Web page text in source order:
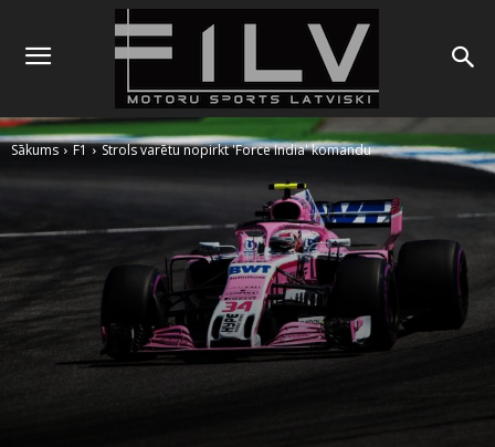
Sākums F1 Strols varētu nopirkt 'Force India' komandu